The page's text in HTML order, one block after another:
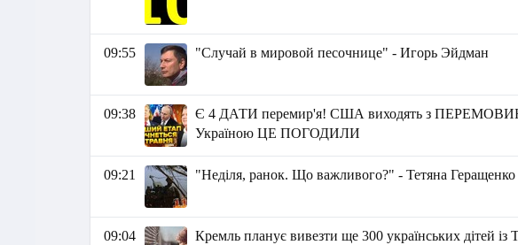
09:55 "Случай в мировой песочнице" - Игорь Эйдман
09:38
Є 4 ДАТИ перемир'я! США виходять з
Україною ЦЕ ПОГОДИЛИ
09:21 "Неділя, ранок. Що важливого?" - Тетяна Геращенко
09:04 Кремль планує вивезти ще 300 українських дітей